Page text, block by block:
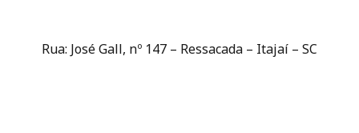
Rua: José Gall, nº 147 – Ressacada – Itajaí – SC